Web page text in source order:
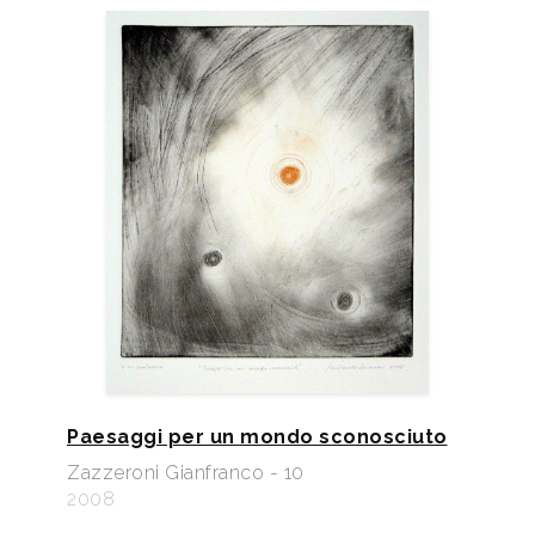
Paesaggi per un mondo sconosciuto
Zazzeroni Gianfranco - 10
2008